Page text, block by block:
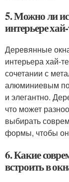
5. Можно ли
интерьере
Деревянные
интерьера хай-
сочетании с
алюминиевым
и элегантно.
что может
выбирать
формы, чтобы
6. Какие
встроить в